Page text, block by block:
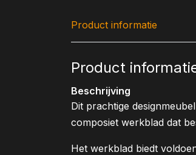
Product informatie
Product
Beschrijving
Dit prachtige
composiet werkblad dat
Het werkblad biedt